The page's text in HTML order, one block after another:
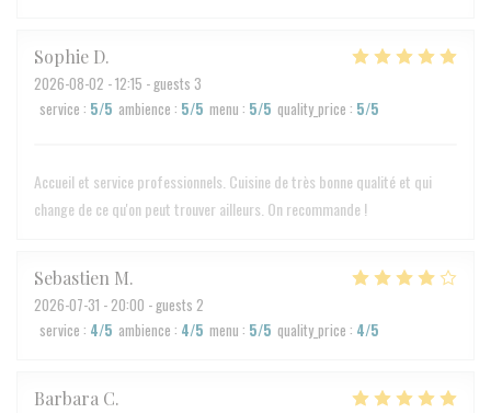
Sophie D
2026-08-02 - 12:15 - guests 3
service : 5/5 ambience : 5/5 menu : 5/5 quality_price : 5/5
Accueil et service professionnels. Cuisine de très bonne qualité et qui
change de ce qu'on peut trouver ailleurs. On recommande !
Sebastien M
2026-07-31 - 20:00 - guests 2
service : 4/5 ambience : 4/5 menu : 5/5 quality_price : 4/5
Barbara C